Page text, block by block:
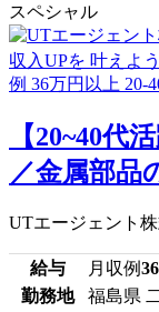
スペシャル
【20~40代
／金属部品
UTエージェント
給与 月収例
勤務地
福島県